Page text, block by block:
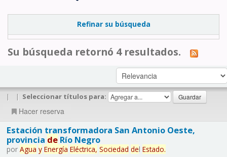
Refinar su búsqueda
Su búsqueda retornó 4 resultados.
| | Seleccionar títulos para:
Hacer reserva
Estación transformadora San Antonio Oeste,
provincia deRío Negro
por Agua y Energía Eléctrica, Sociedad del Estado.